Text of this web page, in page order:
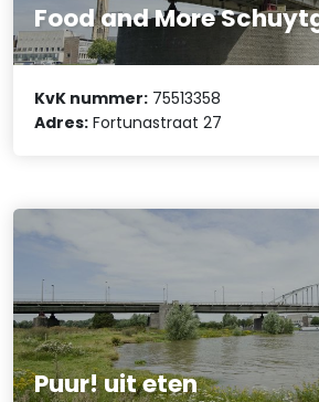
Food and More
KvK nummer: 75513358
Adres: Fortunastraat 27
Puur! uit eten